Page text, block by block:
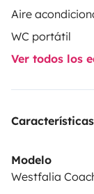
WC portátil
Ver todos los
Modelo
Westfalia